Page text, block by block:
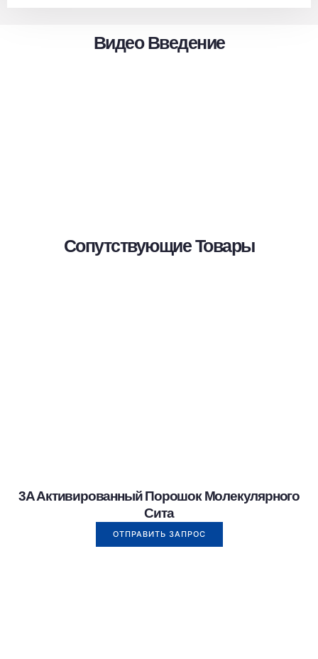
Видео Введение
Сопутствующие Товары
3A Активированный Порошок Молекулярного
Сита
ОТПРАВИТЬ ЗАПРОС